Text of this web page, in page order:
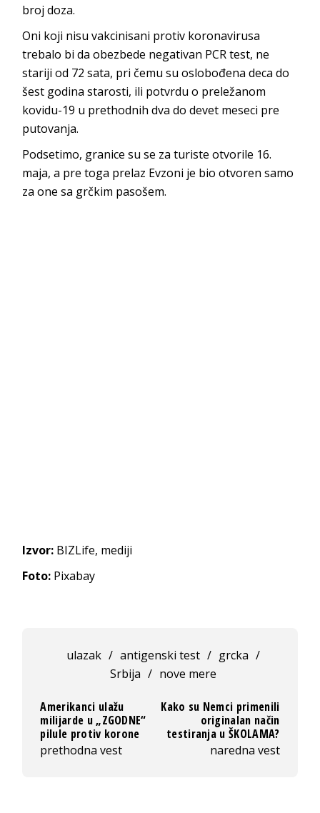
broj doza.
Oni koji nisu vakcinisani protiv koronavirusa
trebalo bi da obezbede negativan PCR test, ne
stariji od 72 sata, pri čemu su oslobođena deca do
šest godina starosti, ili potvrdu o preležanom
kovidu-19 u prethodnih dva do devet meseci pre
putovanja.
Podsetimo, granice su se za turiste otvorile 16.
maja, a pre toga prelaz Evzoni je bio otvoren samo
za one sa grčkim pasošem.
Izvor: BIZLife, mediji
Foto: Pixabay
ulazak / antigenski test / grcka /
Srbija / nove mere
Amerikanci ulažu
milijarde u „ZGODNE“
pilule protiv korone
prethodna vest
Kako su Nemci primenili
originalan način
testiranja u ŠKOLAMA?
naredna vest